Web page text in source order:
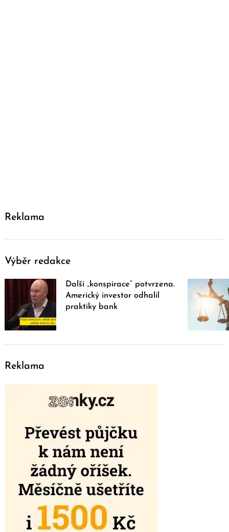
Reklama
Výběr redakce
Další „konspirace“ potvrzena.
Americký investor odhalil
praktiky bank
Reklama